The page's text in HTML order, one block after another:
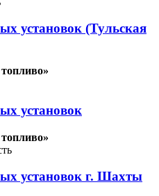
установок (Тульская
установок
установок г. Шахты